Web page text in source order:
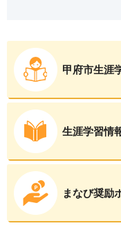
甲府市生涯
生涯学習情
まなび奨励